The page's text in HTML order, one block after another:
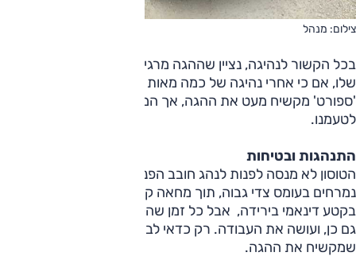
צילום: מנהל
בכל הקשור לנהיגה, נציין שההגה מרגיש קל מדי במצב הרגיל
שלו, אם כי אחרי נהיגה של כמה מאות ק"מ מתרגלים. מצב
'ספורט' מקשיח מעט את ההגה, אך המשקל עדיין לא היה
לטעמנו.
התנהגות ובטיחות
הטוסון לא מנסה לפנות לנהג חובב הפניות. הצמיגים גבוהי הדופן
נמרחים בעומס צדי גבוה, תוך מחאה קולנית. הבלמים לא הרשימו
בקטע דינאמי בירידה, אבל כל זמן שהקצב הגיוני, הטוסון הגיוני
גם כן, ועושה את העבודה. רק כדאי לבחור במצב הספורט
שמקשיח את ההגה.